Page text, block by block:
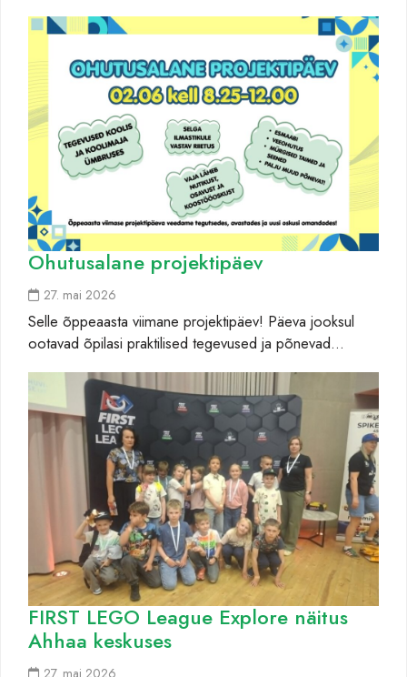
Ohutusalane projektipäev
27. mai 2026
Selle õppeaasta viimane projektipäev! Päeva jooksul
ootavad õpilasi praktilised tegevused ja põnevad…
FIRST LEGO League Explore näitus
Ahhaa keskuses
27. mai 2026